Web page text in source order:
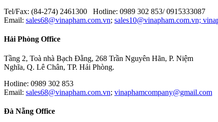
Tel/Fax: (84-274) 2461300 Hotline: 0989 302 853/ 0915333087
Email: sales68@vinapham.com.vn; sales10@vinapham.com.vn;
Hải Phòng Office
Tầng 2, Toà nhà Bạch Đằng, 268 Trần Nguyên Hãn, P. Niệm
Nghĩa, Q. Lê Chân, TP. Hải Phòng.
Hotline: 0989 302 853
Email: sales68@vinapham.com.vn; vinaphamcompany@gmail.com
Đà Nẵng Office